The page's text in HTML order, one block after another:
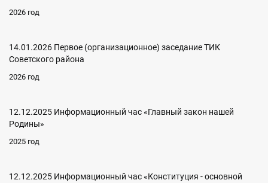
2026 год
14.01.2026 Первое (организационное) заседание ТИК
Советского района
2026 год
12.12.2025 Информационный час «Главный закон нашей
Родины»
2025 год
12.12.2025 Информационный час «Конституция - основной